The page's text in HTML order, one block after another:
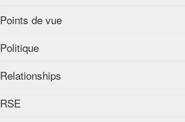
Points de vue
Politique
Relationships
RSE